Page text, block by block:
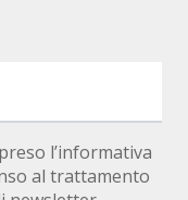
l’informativa
al trattamento